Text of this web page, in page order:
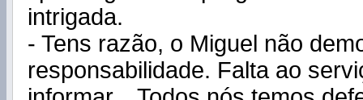
intrigada.
- Tens razão, o Miguel não
responsabilidade. Falta ao